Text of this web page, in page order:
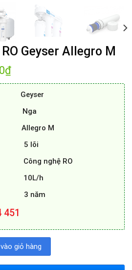
Geyser Allegro M
₫Giá
tại
6.300.000₫.
Geyser
Nga
Allegro M
5 lõi
Công nghệ RO
10L/h
3 năm
451
Allegro M số lượng
giỏ hàng